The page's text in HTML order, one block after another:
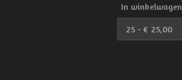
In winkelwagen